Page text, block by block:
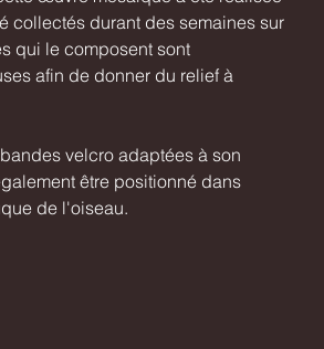
collectés durant des semaines sur
qui le composent sont
afin de donner du relief à
velcro adaptées à son
être positionné dans
de l'oiseau.